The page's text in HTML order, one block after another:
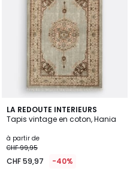
LA REDOUTE INTERIEURS
Tapis vintage en coton, Hania
à partir de
CHF 99,95
CHF 59,97 -40%
3,7
/ 5